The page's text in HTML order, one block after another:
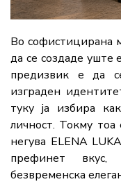
Во софистицирана
да се создаде уште
предизвик е да
изграден
туку ја избира
личност. Токму тоа
негува ELENA
префинет вкус,
безвременска